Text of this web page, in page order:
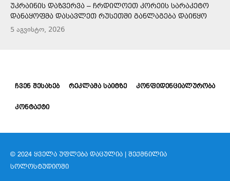
ᲣᲙᲠᲐᲘᲜᲘᲡ ᲓᲐᲖᲕᲔᲠᲕᲐ – ᲩᲠᲓᲘᲚᲝᲔᲗ ᲙᲝᲠᲔᲘᲡ ᲡᲐᲠᲐᲙᲔᲢᲝ
ᲓᲐᲜᲐᲧᲝᲤᲛᲐ ᲓᲐᲡᲐᲕᲚᲔᲗ ᲠᲣᲡᲔᲗᲨᲘ ᲒᲐᲜᲚᲐᲒᲔᲑᲐ ᲓᲐᲘᲬᲧᲝ
5 აგვისტო, 2026
ᲩᲕᲔᲜ ᲨᲔᲡᲐᲮᲔᲑ ᲠᲔᲙᲚᲐᲛᲐ ᲡᲐᲘᲢᲖᲔ ᲙᲝᲜᲤᲘᲓᲔᲜᲪᲘᲐᲚᲣᲠᲝᲑᲐ
ᲙᲝᲜᲢᲐᲥᲢᲘ
© 2024 ᲧᲕᲔᲚᲐ ᲣᲤᲚᲔᲑᲐ ᲓᲐᲪᲣᲚᲘᲐ | ᲨᲔᲥᲛᲜᲘᲚᲘᲐ
ᲡᲝᲚᲝᲡᲢᲣᲓᲘᲝᲨᲘ